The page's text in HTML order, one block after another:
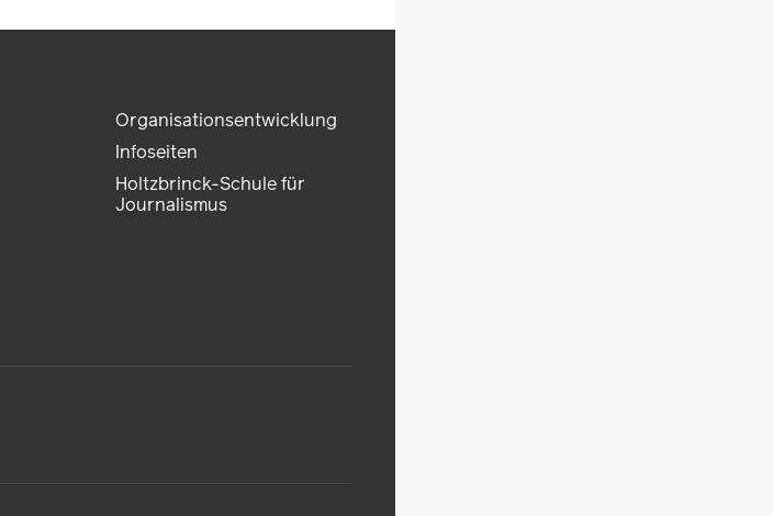
Organisationsentwicklung
Infoseiten
Holtzbrinck-Schule für
Journalismus